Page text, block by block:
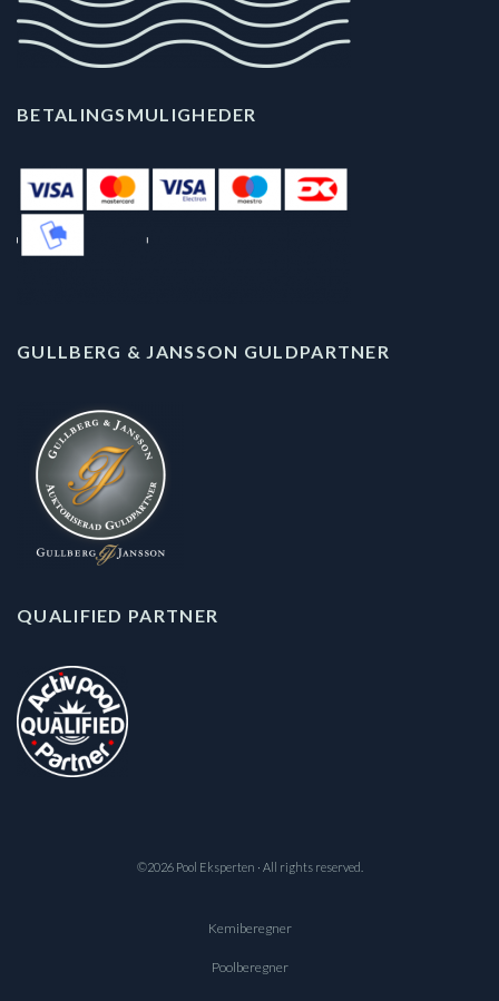
BETALINGSMULIGHEDER
GULLBERG & JANSSON GULDPARTNER
QUALIFIED PARTNER
©2026 Pool Eksperten · All rights reserved.
Kemiberegner
Poolberegner